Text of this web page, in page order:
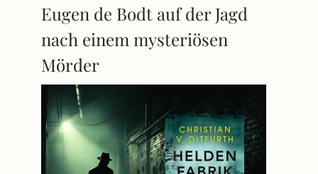
Eugen de Bodt auf der Jagd
nach einem mysteriösen
Mörder